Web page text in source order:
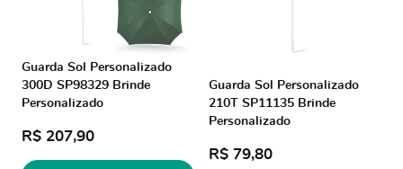
Guarda Sol Personalizado
300D SP98329 Brinde
Personalizado
R$ 207,90
Guarda Sol Personalizado
210T SP11135 Brinde
Personalizado
R$ 79,80